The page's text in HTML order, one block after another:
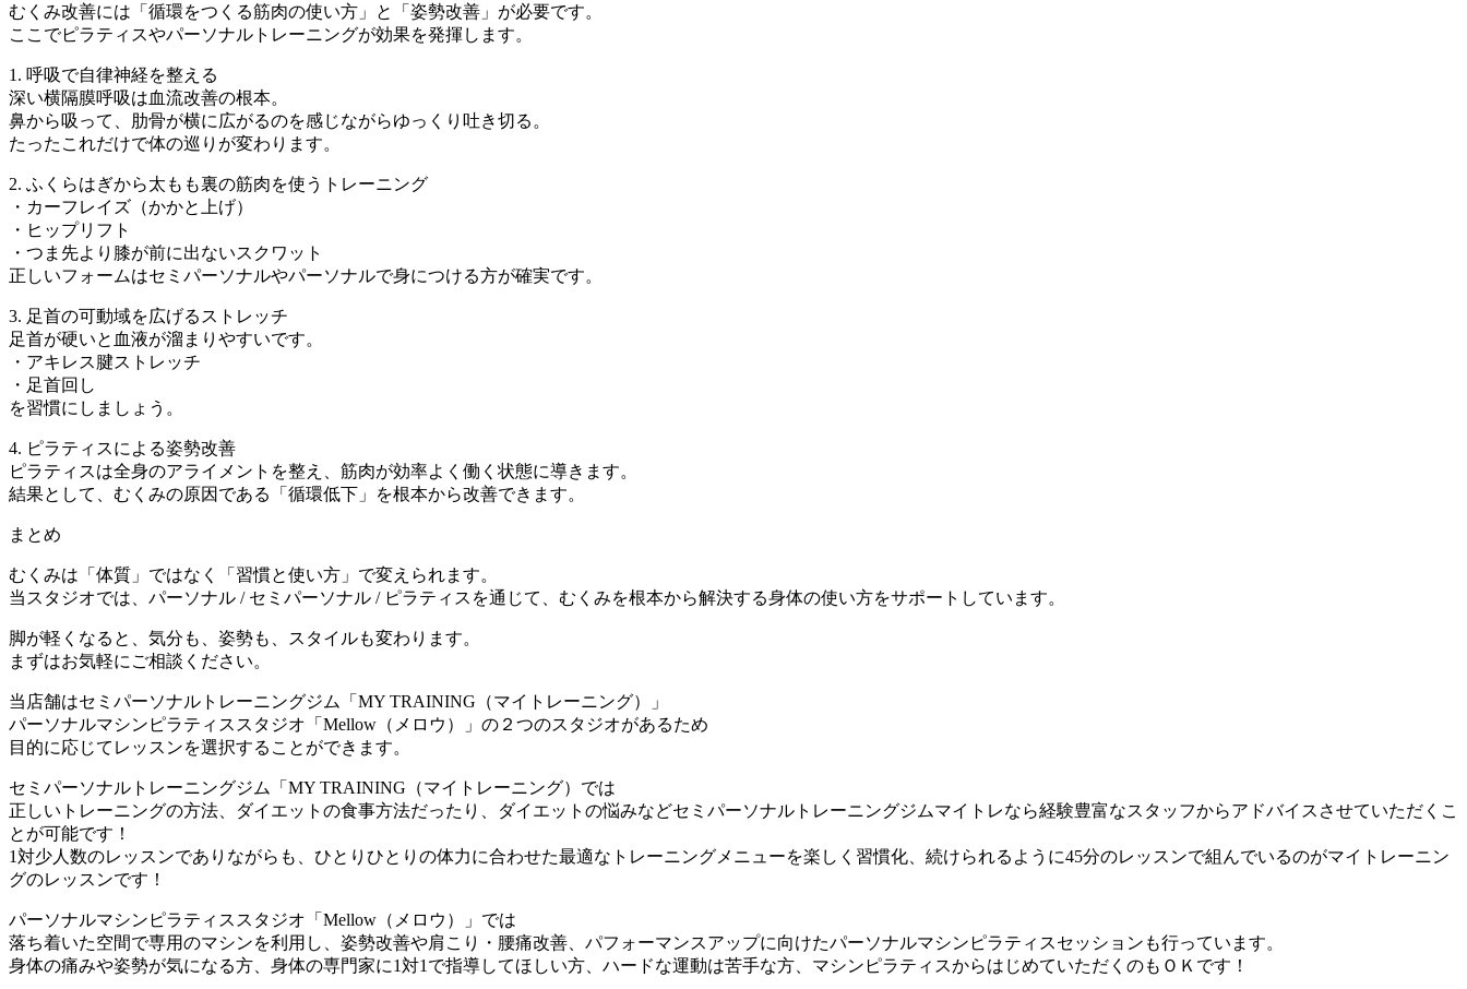
むくみ改善には「循環をつくる筋肉の使い方」と「姿勢改善」が必要です。
ここでピラティスやパーソナルトレーニングが効果を発揮します。
1. 呼吸で自律神経を整える
深い横隔膜呼吸は血流改善の根本。
鼻から吸って、肋骨が横に広がるのを感じながらゆっくり吐き切る。
たったこれだけで体の巡りが変わります。
2. ふくらはぎから太もも裏の筋肉を使うトレーニング
・カーフレイズ（かかと上げ）
・ヒップリフト
・つま先より膝が前に出ないスクワット
正しいフォームはセミパーソナルやパーソナルで身につける方が確実です。
3. 足首の可動域を広げるストレッチ
足首が硬いと血液が溜まりやすいです。
・アキレス腱ストレッチ
・足首回し
を習慣にしましょう。
4. ピラティスによる姿勢改善
ピラティスは全身のアライメントを整え、筋肉が効率よく働く状態に導きます。
結果として、むくみの原因である「循環低下」を根本から改善できます。
まとめ
むくみは「体質」ではなく「習慣と使い方」で変えられます。
当スタジオでは、パーソナル / セミパーソナル / ピラティスを通じて、むくみを根本から解決する身体の使い方をサポートしています。
脚が軽くなると、気分も、姿勢も、スタイルも変わります。
まずはお気軽にご相談ください。
当店舗はセミパーソナルトレーニングジム「MY TRAINING（マイトレーニング）」
パーソナルマシンピラティススタジオ「Mellow（メロウ）」の２つのスタジオがあるため
目的に応じてレッスンを選択することができます。
セミパーソナルトレーニングジム「MY TRAINING（マイトレーニング）では
正しいトレーニングの方法、ダイエットの食事方法だったり、ダイエットの悩みなどセミパーソナルトレーニングジムマイトレなら経験豊富なスタッフからアドバイスさせていただくこ
とが可能です！
1対少人数のレッスンでありながらも、ひとりひとりの体力に合わせた最適なトレーニングメニューを楽しく習慣化、続けられるように45分のレッスンで組んでいるのがマイトレーニン
グのレッスンです！
パーソナルマシンピラティススタジオ「Mellow（メロウ）」では
落ち着いた空間で専用のマシンを利用し、姿勢改善や肩こり・腰痛改善、パフォーマンスアップに向けたパーソナルマシンピラティスセッションも行っています。
身体の痛みや姿勢が気になる方、身体の専門家に1対1で指導してほしい方、ハードな運動は苦手な方、マシンピラティスからはじめていただくのもＯＫです！